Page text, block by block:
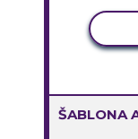
ŠABLONA